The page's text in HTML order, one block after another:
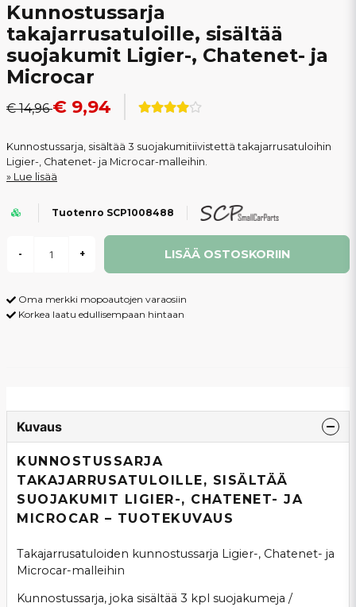
Kunnostussarja
takajarrusatuloille, sisältää
suojakumit Ligier-, Chatenet- ja
Microcar
€ 14,96€ 9,94
Kunnostussarja, sisältää 3 suojakumitiivistettä takajarrusatuloihin
Ligier-, Chatenet- ja Microcar-malleihin.
Lue lisää
Tuotenro SCP1008488
- + LISÄÄ OSTOSKORIIN
Oma merkki mopoautojen varaosiin
Korkea laatu edullisempaan hintaan
Kuvaus
KUNNOSTUSSARJA
TAKAJARRUSATULOILLE, SISÄLTÄÄ
SUOJAKUMIT LIGIER-, CHATENET- JA
MICROCAR – TUOTEKUVAUS
Takajarrusatuloiden kunnostussarja Ligier-, Chatenet- ja
Microcar-malleihin
Kunnostussarja, joka sisältää 3 kpl suojakumeja /